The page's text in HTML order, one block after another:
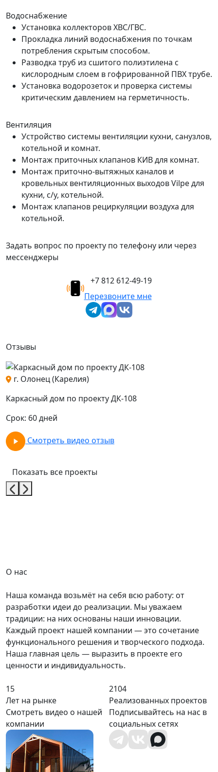
Водоснабжение
Установка коллекторов ХВС/ГВС.
Прокладка линий водоснабжения по точкам
потребления скрытым способом.
Разводка труб из сшитого полиэтилена с
кислородным слоем в гофрированной ПВХ трубе.
Установка водорозеток и проверка системы
критическим давлением на герметичность.
Вентиляция
Устройство системы вентиляции кухни, санузлов,
котельной и комнат.
Монтаж приточных клапанов КИВ для комнат.
Монтаж приточно-вытяжных каналов и
кровельных вентиляционных выходов Vilpe для
кухни, с/у, котельной.
Монтаж клапанов рециркуляции воздуха для
котельной.
Задать вопрос по проекту по телефону или через
мессенджеры
+7 812 612-49-19
Перезвоните мне
Отзывы
г. Олонец (Карелия)
Каркасный дом по проекту ДК-108
Срок: 60 дней
Смотреть видео отзыв
Показать все проекты
О нас
Наша команда возьмёт на себя всю работу: от
разработки идеи до реализации. Мы уважаем
традиции: на них основаны наши инновации.
Каждый проект нашей компании — это сочетание
функционального решения и творческого подхода.
Наша главная цель — выразить в проекте его
ценности и индивидуальность.
15
Лет на рынке
2104
Реализованных проектов
Смотреть видео о нашей
компании
Подписывайтесь на нас в
социальных сетях